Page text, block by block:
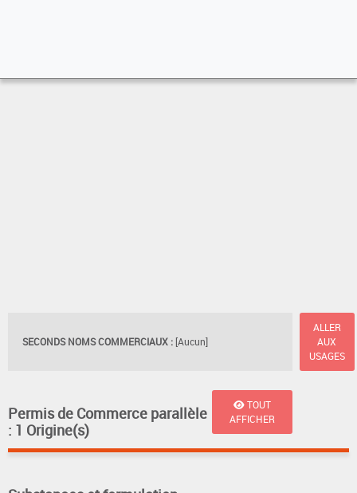
SECONDS NOMS COMMERCIAUX : [Aucun]
ALLER
AUX
USAGES
Permis de Commerce parallèle
: 1 Origine(s)
TOUT
AFFICHER